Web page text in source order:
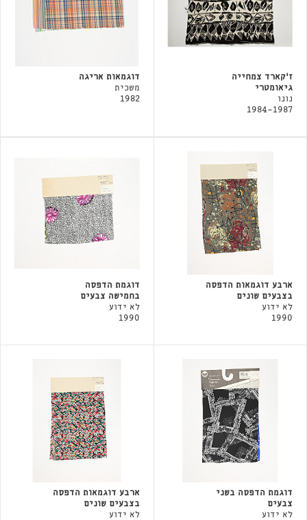
ז'קארד צמחייה
גיאומטרי
נונו
1984-1987
דוגמאות אריגה
משכית
1982
ארבע דוגמאות הדפסה
בצבעים שונים
לא ידוע
1990
דוגמת הדפסה
בחמישה צבעים
לא ידוע
1990
דוגמת הדפסה בשני
צבעים
לא ידוע
ארבע דוגמאות הדפסה
בצבעים שונים
לא ידוע